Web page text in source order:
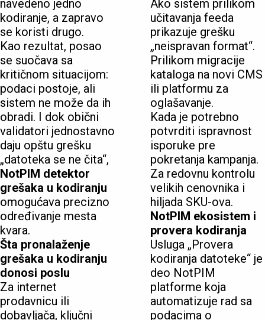
navedeno jedno
kodiranje, a zapravo
se koristi drugo.
Kao rezultat, posao
se suočava sa
kritičnom situacijom:
podaci postoje, ali
sistem ne može da ih
obradi. I dok obični
validatori jednostavno
daju opštu grešku
„datoteka se ne čita“,
NotPIM detektor
grešaka u kodiranju
omogućava precizno
određivanje mesta
kvara.
Šta pronalaženje
grešaka u kodiranju
donosi poslu
Za internet
prodavnicu ili
dobavljača, ključni
Ako sistem prilikom
učitavanja feeda
prikazuje grešku
„neispravan format“.
Prilikom migracije
kataloga na novi CMS
ili platformu za
oglašavanje.
Kada je potrebno
potvrditi ispravnost
isporuke pre
pokretanja kampanja.
Za redovnu kontrolu
velikih cenovnika i
hiljada SKU-ova.
NotPIM ekosistem i
provera kodiranja
Usluga „Provera
kodiranja datoteke“ je
deo NotPIM
platforme koja
automatizuje rad sa
podacima o